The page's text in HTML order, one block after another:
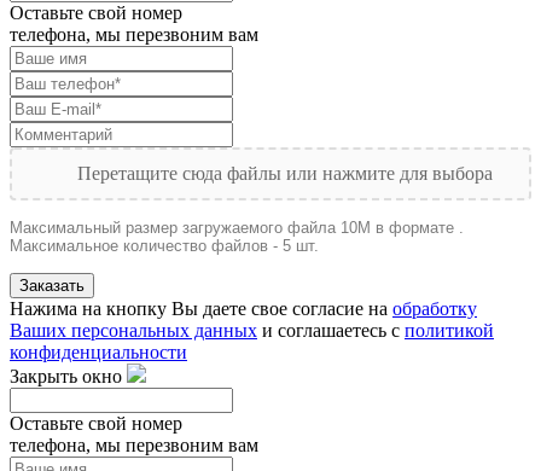
Оставьте свой номер
телефона, мы перезвоним вам
Перетащите сюда файлы или нажмите для выбора
Максимальный размер загружаемого файла 10M в формате .
Максимальное количество файлов - 5 шт.
Заказать
Нажима на кнопку Вы даете свое согласие на обработку
Ваших персональных данных и соглашаетесь с политикой
конфиденциальности
Закрыть окно
Оставьте свой номер
телефона, мы перезвоним вам